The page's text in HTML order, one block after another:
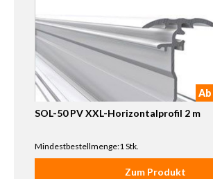
Ab
SOL-50 PV XXL-Horizontalprofil 2 m
Mindestbestellmenge:1 Stk.
Zum Produkt